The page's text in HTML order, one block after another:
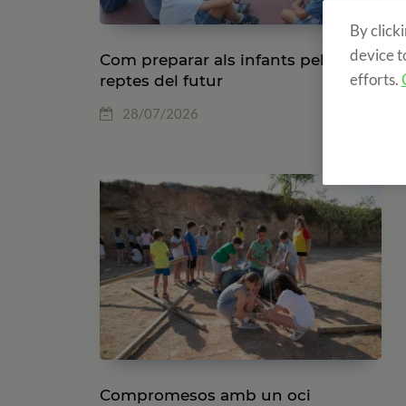
Com preparar als infants pels
reptes del futur
28/07/2026
Compromesos amb un oci
By
device
efforts.